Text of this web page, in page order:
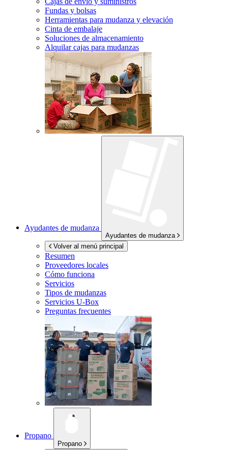
Fundas y bolsas
Herramientas para mudanza y elevación
Cinta de embalaje
Soluciones de almacenamiento
Alquilar cajas para mudanzas
Ayudantes de mudanza
Ayudantes de mudanza
Volver al menú principal
Resumen
Proveedores locales
Cómo funciona
Servicios
Tipos de mudanzas
Servicios U-Box
Preguntas frecuentes
Propano
Propano